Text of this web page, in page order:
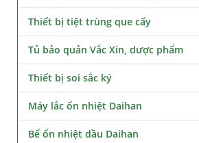
Thiết bị tiệt trùng que cấy
Tủ bảo quản Vắc Xin, dược phẩm
Thiết bị soi sắc ký
Máy lắc ổn nhiệt Daihan
Bể ổn nhiệt dầu Daihan